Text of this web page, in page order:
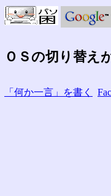
ＯＳの切り替え
「何か一言」を書く